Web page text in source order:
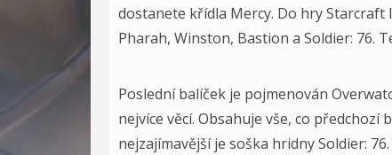
dostanete křídla Mercy. Do hry
Pharah, Winston, Bastion a Soldier: 76.
Poslední balíček je pojmenován
nejvíce věcí. Obsahuje vše, co předchozí
nejzajímavější je soška hridny Soldier: